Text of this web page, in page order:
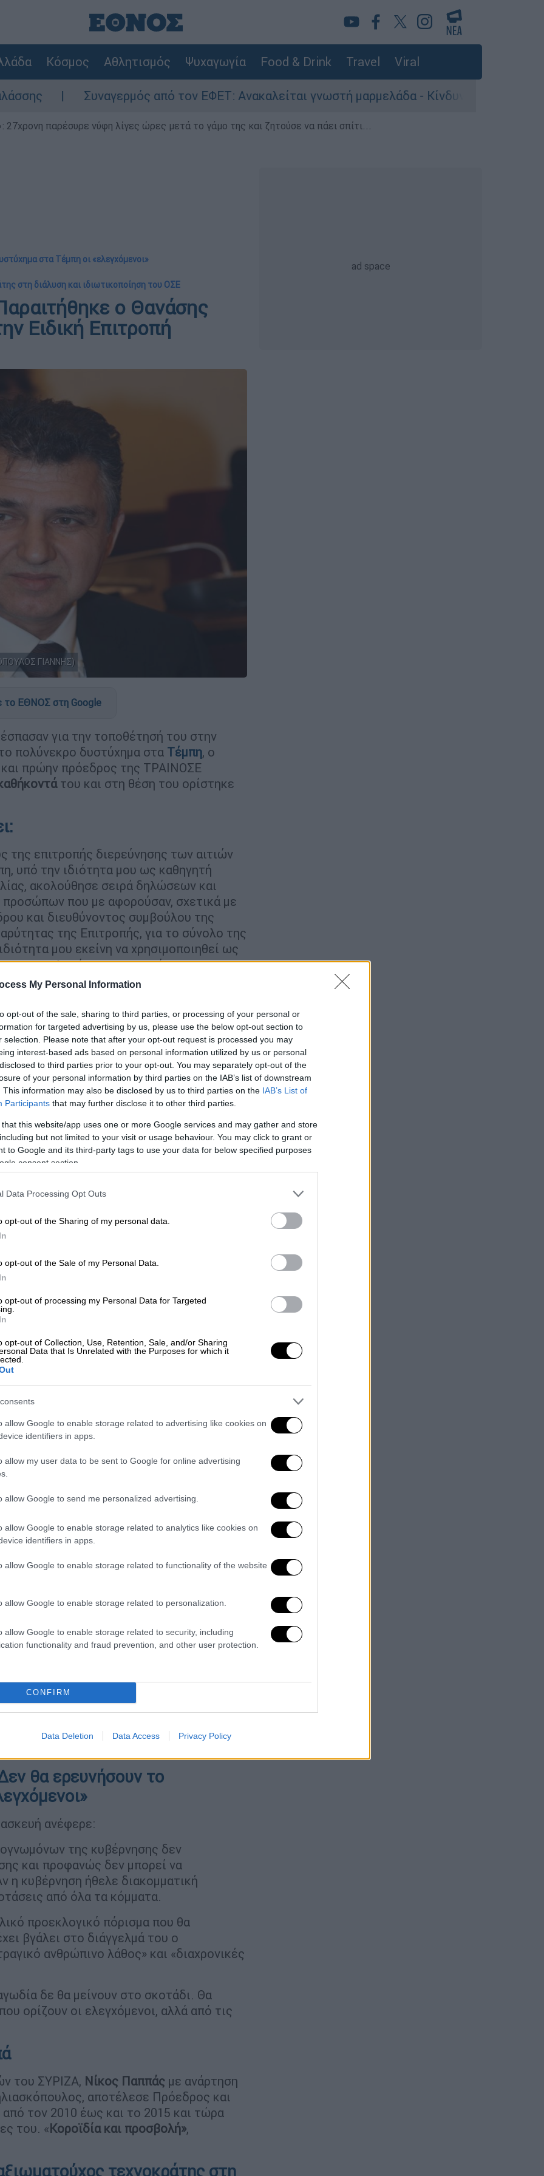
My Personal Information
opt-out of the sale, sharing to third parties, or processing of your personal or
for targeted advertising by us, please use the below opt-out section to
selection. Please note that after your opt-out request is processed you may
interest-based ads based on personal information utilized by us or personal
to third parties prior to your opt-out. You may separately opt-out of the
of your personal information by third parties on the IAB’s list of downstream
This information may also be disclosed by us to third parties on the IAB’s List of
Participants that may further disclose it to other third parties.
that this website/app uses one or more Google services and may gather and store
but not limited to your visit or usage behaviour. You may click to grant or
to Google and its third-party tags to use your data for below specified purposes
consent section.
Data Processing Opt Outs
opt-out of the Sharing of my personal data.
opt-out of the Sale of my Personal Data.
opt-out of processing my Personal Data for Targeted
opt-out of Collection, Use, Retention, Sale, and/or Sharing
Data that Is Unrelated with the Purposes for which it
allow Google to enable storage related to advertising like cookies on
identifiers in apps.
allow my user data to be sent to Google for online advertising
allow Google to send me personalized advertising.
allow Google to enable storage related to analytics like cookies on
identifiers in apps.
allow Google to enable storage related to functionality of the website
allow Google to enable storage related to personalization.
allow Google to enable storage related to security, including
functionality and fraud prevention, and other user protection.
CONFIRM
Data Deletion Data Access Privacy Policy
Κόσμος Αθλητισμός Ψυχαγωγία Food & Drink Travel Viral
Συναγερμός από τον ΕΦΕΤ: Ανακαλείται γνωστή μαρμελάδα - Κίνδυνος θραύσης στη
παρέσυρε νύφη λίγες ώρες μετά το γάμο της και ζητούσε να πάει σπίτι...
στα Τέμπη οι «ελεγχόμενοι»
στη διάλυση και ιδιωτικοποίηση του ΟΣΕ
ο Θανάσης
Ειδική Επιτροπή
ΓΙΑΝΝΗΣ)
το ΕΘΝΟΣ στη Google
για την τοποθέτησή του στην
πολύνεκρο δυστύχημα στα Τέμπη, ο
και πρώην πρόεδρος της ΤΡΑΙΝΟΣΕ
του και στη θέση του ορίστηκε
επιτροπής διερεύνησης των αιτιών
υπό την ιδιότητα μου ως καθηγητή
ακολούθησε σειρά δηλώσεων και
που με αφορούσαν, σχετικά με
και διευθύνοντος συμβούλου της
της Επιτροπής, για το σύνολο της
μου εκείνη να χρησιμοποιηθεί ως
η αμεροληψία των εργασιών και του
αυτό,δεν θα αναλάβω τα καθήκοντα
της
μου».
της ΕΜΑΚ και προπονητή του
στα Τέμπη
στα social media οι δίδυμες
Ειδική Επιτροπή για τη διερεύνηση
τοποθετείται ο κύριος
Αριστοτέλειο Πανεπιστήμιο
χρόνιαυπήρξε πρόεδρος
μνημονιακά μέτρα που αναμφίβολα
συνδέεται με
σιδηρόδρομο
δραματικά, ενώ συμπίπτει χρονικά και
άλλες περικοπές.
το πέρασμα από την
τον Ιούνιο του 2021 και την οποία
video
θα ερευνήσουν το
ανέφερε:
της κυβέρνησης δεν
και προφανώς δεν μπορεί να
η κυβέρνηση ήθελε διακομματική
από όλα τα κόμματα.
προεκλογικό πόρισμα που θα
βγάλει στο διάγγελμά του ο
ανθρώπινο λάθος» και «διαχρονικές
δε θα μείνουν στο σκοτάδι. Θα
ορίζουν οι ελεγχόμενοι, αλλά από τις
του ΣΥΡΙΖΑ, Νίκος Παππάς με ανάρτηση
αποτέλεσε Πρόεδρος και
τον 2010 έως και το 2015 και τώρα
του. « Κοροϊδία και προσβολή»,
τεχνοκράτης στη